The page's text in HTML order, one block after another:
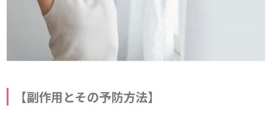
【副作用とその予防方法】